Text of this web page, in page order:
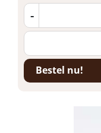
-
Bestel nu!